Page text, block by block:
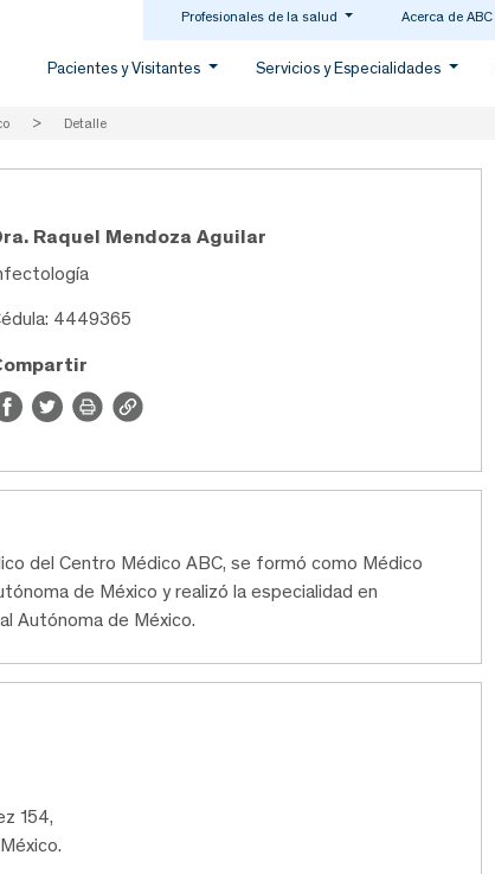
Profesionales de la salud Acerca de ABC
Pacientes y Visitantes Servicios y Especialidades
> Detalle
Raquel Mendoza Aguilar
4449365
del Centro Médico ABC, se formó como Médico
de México y realizó la especialidad en
Autónoma de México.
154,